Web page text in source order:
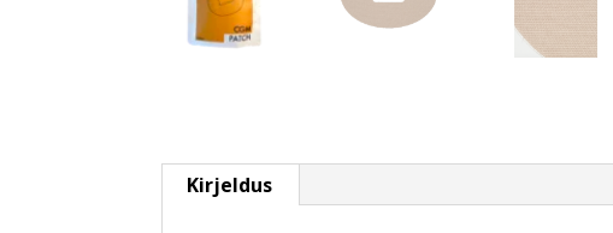
Kirjeldus